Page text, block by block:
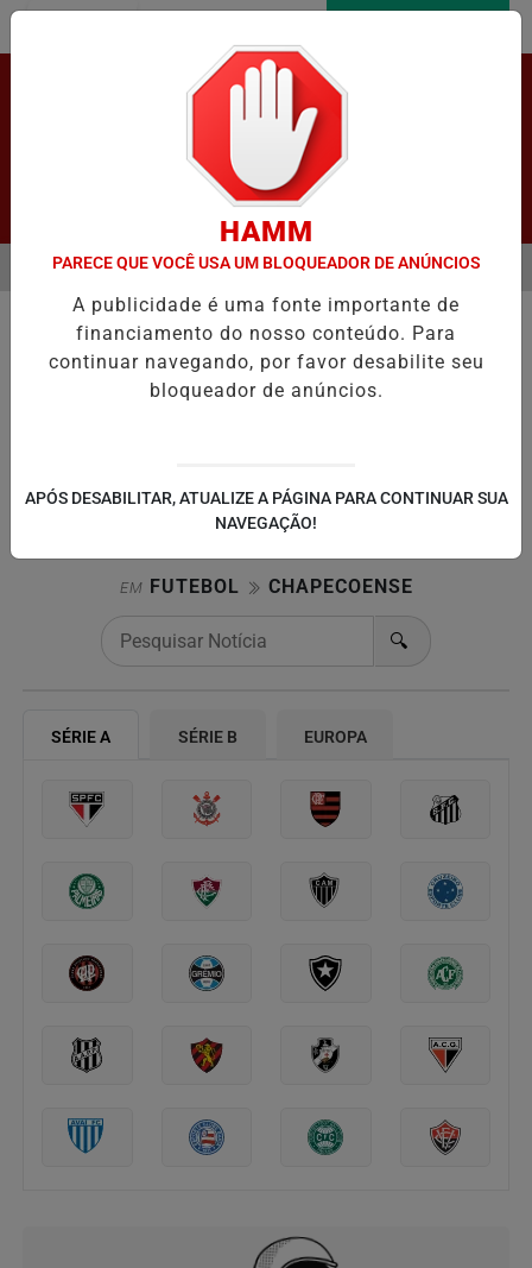
Pesquisar Notícia
SENADOR JAQUES WAGNER A PEDIDO DA DEFESA STF ALTERA
EM ALTA
MENU
EM FUTEBOL CHAPECOENSE
🔍
SÉRIE A SÉRIE B EUROPA
HAMM
PARECE QUE VOCÊ USA UM BLOQUEADOR DE ANÚNCIOS
A publicidade é uma fonte importante de
financiamento do nosso conteúdo. Para
continuar navegando, por favor desabilite seu
bloqueador de anúncios.
APÓS DESABILITAR, ATUALIZE A PÁGINA PARA CONTINUAR SUA
NAVEGAÇÃO!